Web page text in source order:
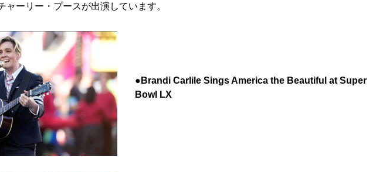
ャーリー・プースが出演しています。
●Brandi Carlile Sings America the Beautiful at Super
Bowl LX